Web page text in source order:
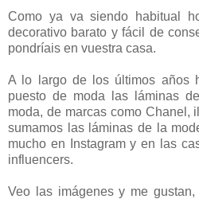
Como ya va siendo habitual
decorativo barato y fácil de
pondríais en vuestra casa.
A lo largo de los últimos años
puesto de moda las láminas
moda, de marcas como Chanel,
sumamos las láminas de la
mucho en Instagram y en las
influencers.
Veo las imágenes y me